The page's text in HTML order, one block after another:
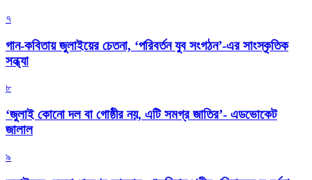
৭
গান-কবিতায় জুলাইয়ের চেতনা, ‘পরিবর্তন যুব সংগঠন’-এর সাংস্কৃতিক
সন্ধ্যা
৮
‘জুলাই কোনো দল বা গোষ্ঠীর নয়, এটি সমগ্র জাতির’- এডভোকেট
জালাল
৯